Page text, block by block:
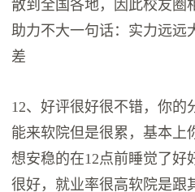
散到全国各地，因此校友圈
助力不大一句话：实力远远
差
12、好评很好很不错，你的
能来软院但是很累，基本上
想安稳的在12点前睡觉了好
很好，就业率很高软院是跟